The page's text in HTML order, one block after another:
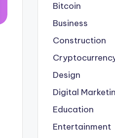
Bitcoin
Business
Construction
Design
Digital
Education
Entertainment